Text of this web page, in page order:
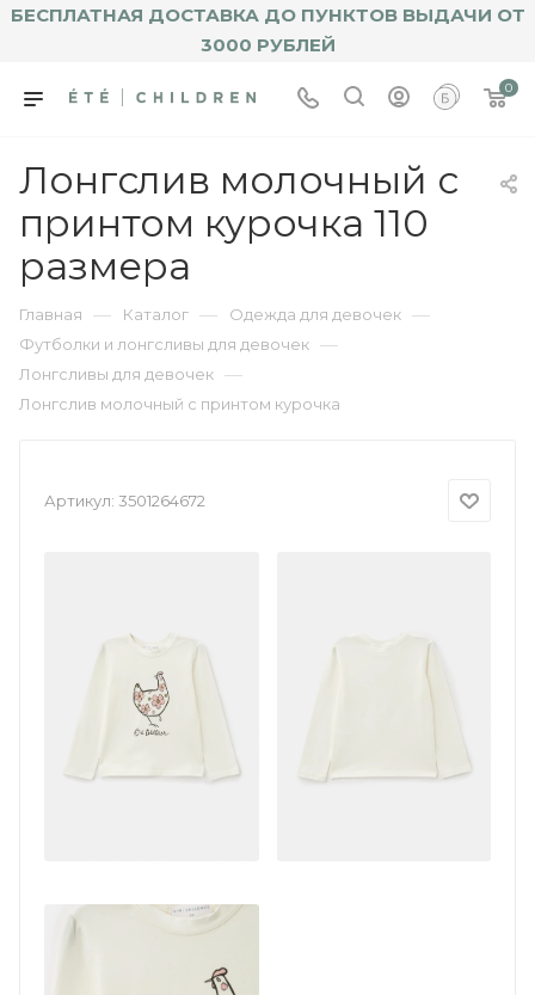
БЕСПЛАТНАЯ ДОСТАВКА ДО ПУНКТОВ ВЫДАЧИ ОТ
3000 РУБЛЕЙ
0
Лонгслив молочный с
принтом курочка 110
размера
Главная — Каталог — Одежда для девочек —
Футболки и лонгсливы для девочек —
Лонгсливы для девочек —
Лонгслив молочный с принтом курочка
Артикул: 3501264672